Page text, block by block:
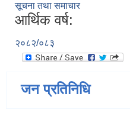
सूचना तथा समाचार
आर्थिक वर्ष:
२०८२/०८३
जन प्रतिनिधि